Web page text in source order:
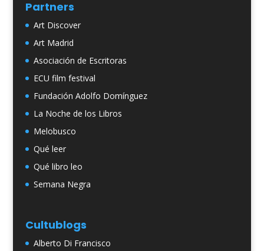
Partners
Art Discover
Art Madrid
Asociación de Escritoras
ECU film festival
Fundación Adolfo Domínguez
La Noche de los Libros
Melobusco
Qué leer
Qué libro leo
Semana Negra
Cultublogs
Alberto Di Francisco